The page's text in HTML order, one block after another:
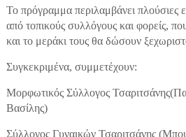
Το πρόγραμμα περιλαμβάνει πλούσιες
από τοπικούς συλλόγους και φορείς,
και το μεράκι τους θα δώσουν
Συγκεκριμένα, συμμετέχουν:
Μορφωτικός Σύλλογος
Βασίλης)
Σύλλογος Γυναικών Τσαριτσάνης